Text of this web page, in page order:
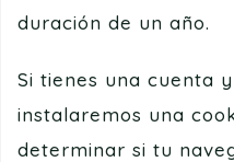
duración de un año.
Si tienes una cuenta
instalaremos una
determinar si tu